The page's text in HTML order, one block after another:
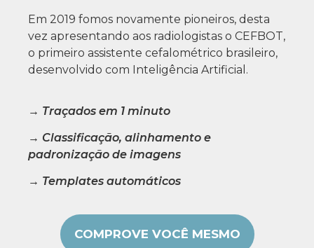
Em 2019 fomos novamente pioneiros, desta
vez apresentando aos radiologistas o CEFBOT,
o primeiro assistente cefalométrico brasileiro,
desenvolvido com Inteligência Artificial.
→ Traçados em 1 minuto
→ Classificação, alinhamento e
padronização de imagens
→ Templates automáticos
COMPROVE VOCÊ MESMO